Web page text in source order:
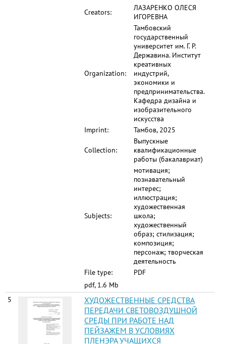
Creators:
ЛАЗАРЕНКО ОЛЕСЯ
ИГОРЕВНА
Organization:
Тамбовский
государственный
университет им. Г. Р.
Державина. Институт
креативных
индустрий,
экономики и
предпринимательства.
Кафедра дизайна и
изобразительного
искусства
Imprint:
Тамбов, 2025
Collection:
Выпускные
квалификационные
работы (бакалавриат)
Subjects:
мотивация;
познавательный
интерес;
иллюстрация;
художественная
школа;
художественный
образ; стилизация;
композиция;
персонаж; творческая
деятельность
File type:
PDF
pdf, 1.6 Mb
5
ХУДОЖЕСТВЕННЫЕ СРЕДСТВА
ПЕРЕДАЧИ СВЕТОВОЗДУШНОЙ
СРЕДЫ ПРИ РАБОТЕ НАД
ПЕЙЗАЖЕМ В УСЛОВИЯХ
ПЛЕНЭРА УЧАЩИХСЯ